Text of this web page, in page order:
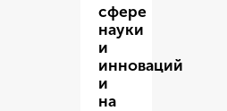
сфере
науки
и
инноваций
и
на